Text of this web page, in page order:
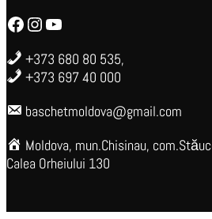
Facebook Instagram YouTube
+373 680 80 535,
+373 697 40 000
baschetmoldova@gmail.com
Moldova, mun.Chisinau,
Calea Orheiului 130